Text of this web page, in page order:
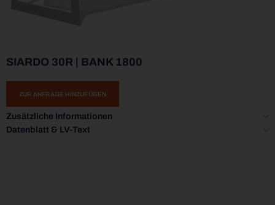
SIARDO 30R | BANK 1800
ZUR ANFRAGE HINZUFÜGEN
Zusätzliche Informationen
Datenblatt & LV-Text